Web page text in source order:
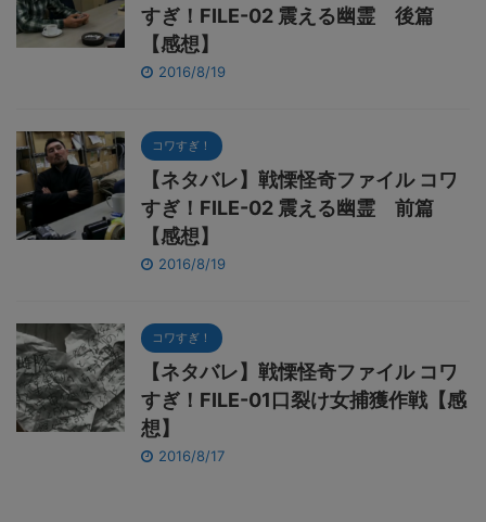
すぎ！FILE-02 震える幽霊 後篇
【感想】
2016/8/19
コワすぎ！
【ネタバレ】戦慄怪奇ファイル コワ
すぎ！FILE-02 震える幽霊 前篇
【感想】
2016/8/19
コワすぎ！
【ネタバレ】戦慄怪奇ファイル コワ
すぎ！FILE-01口裂け女捕獲作戦【感
想】
2016/8/17